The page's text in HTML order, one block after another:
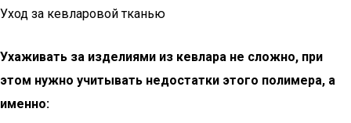
Уход за кевларовой тканью
Ухаживать за изделиями из кевлара не сложно, при
этом нужно учитывать недостатки этого полимера, а
именно: